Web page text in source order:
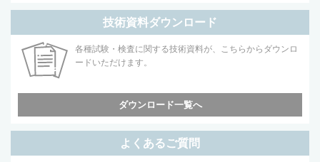
技術資料ダウンロード
各種試験・検査に関する技術資料が、こちらからダウンロ
ードいただけます。
ダウンロード一覧へ
よくあるご質問